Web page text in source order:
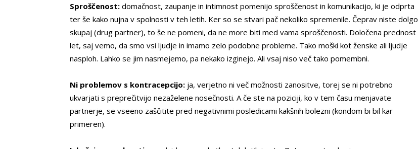
Sproščenost: domačnost, zaupanje in intimnost pomenijo sproščenost in komunikacijo, ki je odprta
ter še kako nujna v spolnosti v teh letih. Ker so se stvari pač nekoliko spremenile. Čeprav niste dolgo
skupaj (drug partner), to še ne pomeni, da ne more biti med vama sproščenosti. Določena prednost
let, saj vemo, da smo vsi ljudje in imamo zelo podobne probleme. Tako moški kot ženske ali ljudje
nasploh. Lahko se jim nasmejemo, pa nekako izginejo. Ali vsaj niso več tako pomembni.
Ni problemov s kontracepcijo: ja, verjetno ni več možnosti zanositve, torej se ni potrebno
ukvarjati s preprečitvijo nezaželene nosečnosti. A če ste na poziciji, ko v tem času menjavate
partnerje, se vseeno zaščitite pred negativnimi posledicami kakšnih bolezni (kondom bi bil kar
primeren).